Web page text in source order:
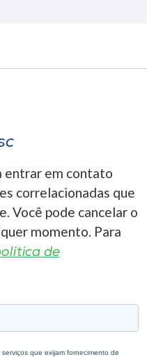
entrar em contato
correlacionadas que
Você pode cancelar o
momento. Para
de